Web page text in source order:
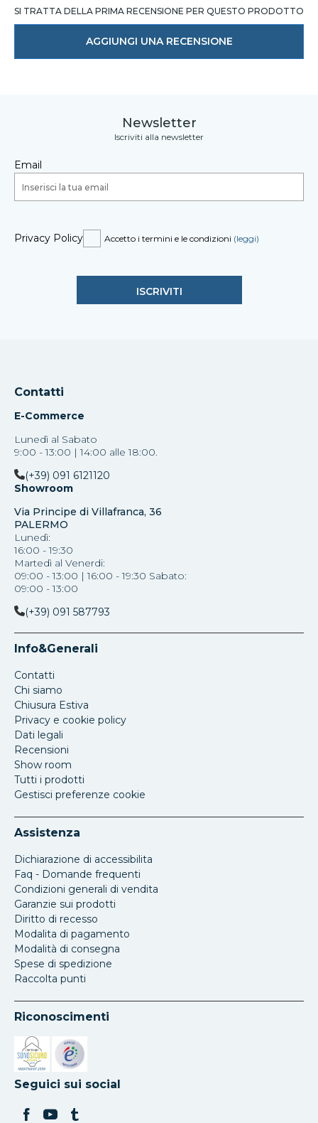
SI TRATTA DELLA PRIMA RECENSIONE PER QUESTO PRODOTTO
AGGIUNGI UNA RECENSIONE
Newsletter
Iscriviti alla newsletter
Email
Privacy Policy Accetto i termini e le condizioni (leggi)
Contatti
E-Commerce
Lunedì al Sabato
9:00 - 13:00 | 14:00 alle 18:00.
(+39) 091 6121120
Showroom
Via Principe di Villafranca, 36
PALERMO
Lunedì:
16:00 - 19:30
Martedì al Venerdi:
09:00 - 13:00 | 16:00 - 19:30 Sabato:
09:00 - 13:00
(+39) 091 587793
Info&Generali
Contatti
Chi siamo
Chiusura Estiva
Privacy e cookie policy
Dati legali
Recensioni
Show room
Tutti i prodotti
Gestisci preferenze cookie
Assistenza
Dichiarazione di accessibilita
Faq - Domande frequenti
Condizioni generali di vendita
Garanzie sui prodotti
Diritto di recesso
Modalita di pagamento
Modalità di consegna
Spese di spedizione
Raccolta punti
Riconoscimenti
Si apre in una nuova scheda
Si apre in una nuova scheda
Seguici sui social